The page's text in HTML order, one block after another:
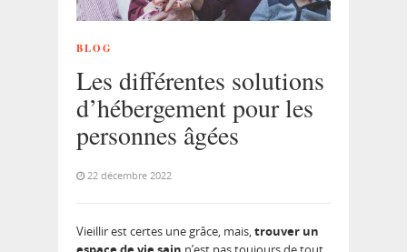
BLOG
Les différentes solutions
d’hébergement pour les
personnes âgées
22 décembre 2022
Vieillir est certes une grâce, mais,trouver un